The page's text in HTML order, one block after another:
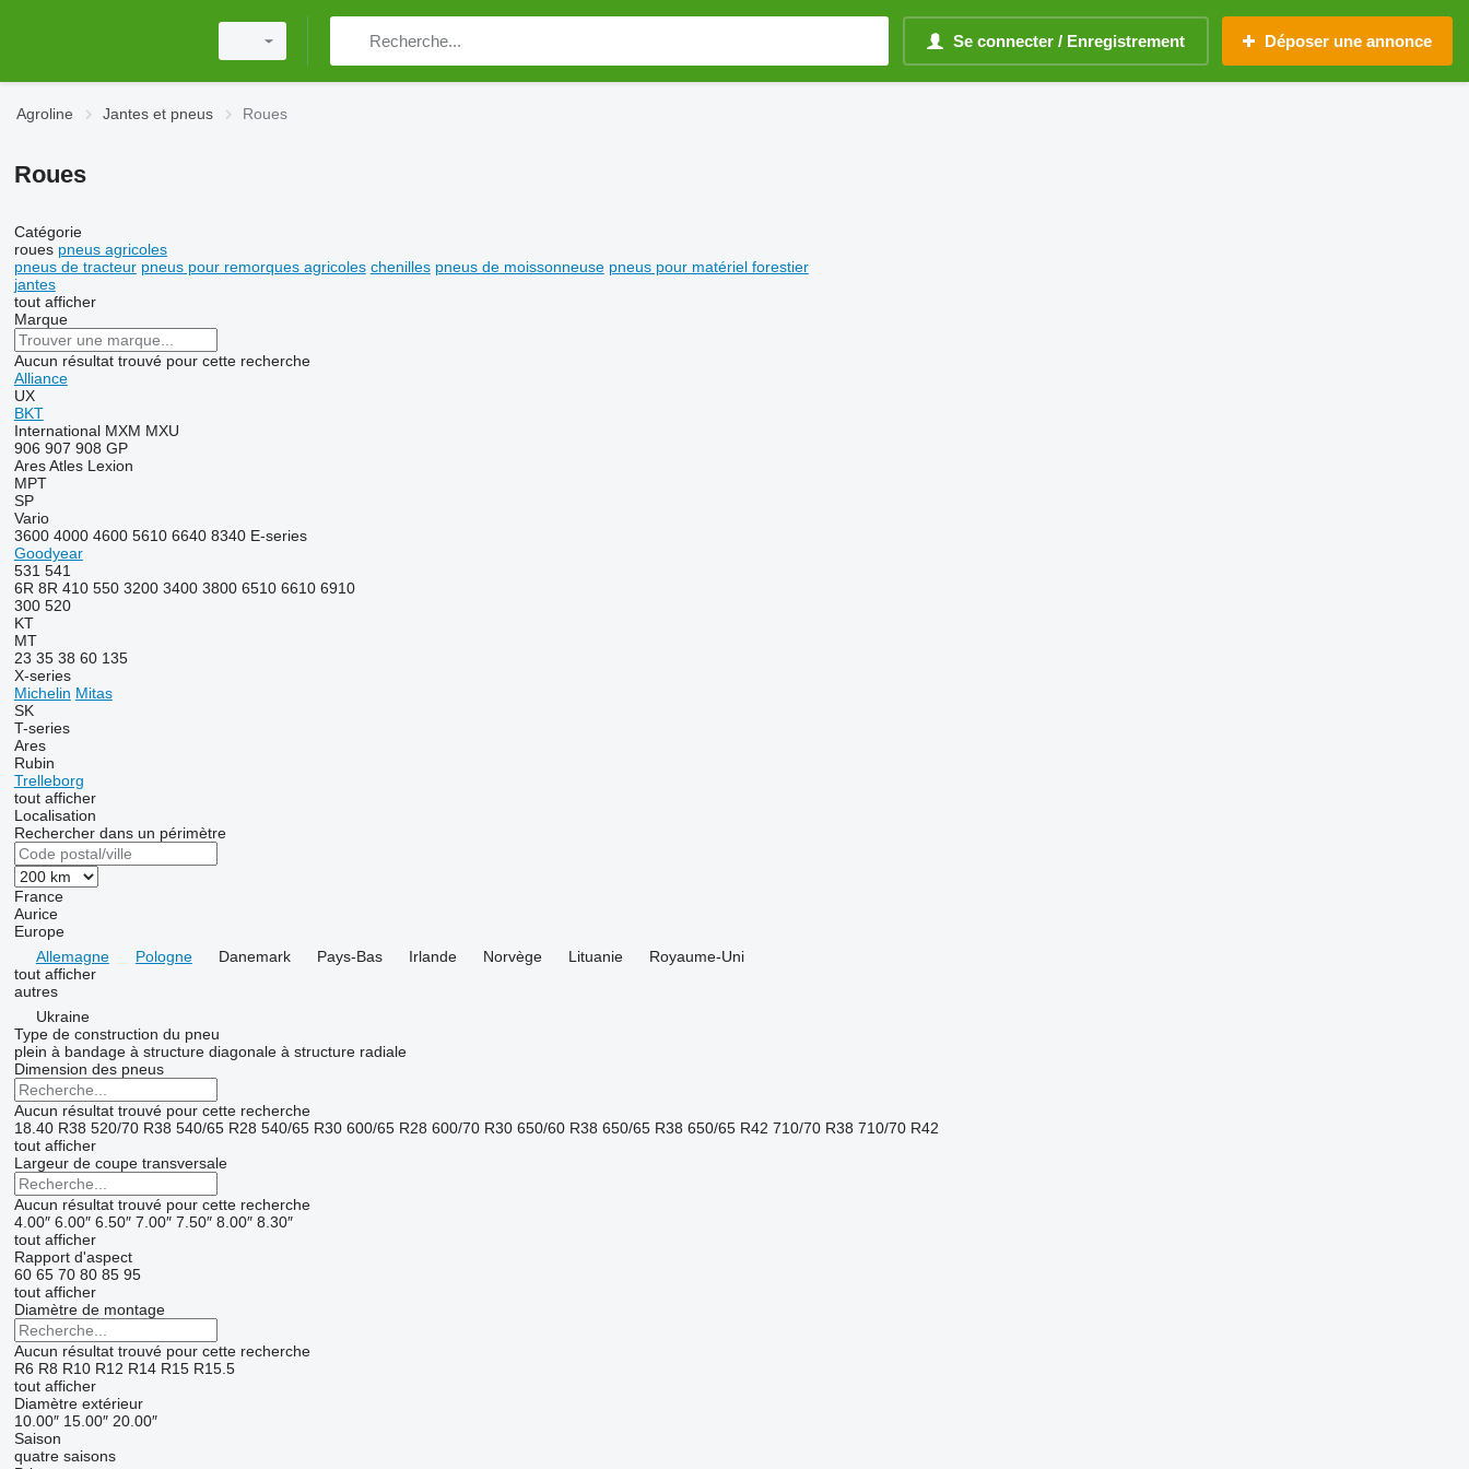
Se connecter / Enregistrement Déposer une annonce
Agroline Jantes et pneus Roues
Roues
Catégorie
roues pneus agricoles
pneus de tracteur pneus pour remorques agricoles chenilles pneus de moissonneuse pneus pour matériel forestier
jantes
tout afficher
Marque
Aucun résultat trouvé pour cette recherche
Alliance
UX
BKT
International MXM MXU
906 907 908 GP
Ares Atles Lexion
MPT
SP
Vario
3600 4000 4600 5610 6640 8340 E-series
Goodyear
531 541
6R 8R 410 550 3200 3400 3800 6510 6610 6910
300 520
KT
MT
23 35 38 60 135
X-series
Michelin Mitas
SK
T-series
Ares
Rubin
Trelleborg
tout afficher
Localisation
Rechercher dans un périmètre
France
Aurice
Europe
Allemagne
Pologne Danemark Pays-Bas Irlande Norvège Lituanie
Royaume-Uni
tout afficher
autres
Ukraine
Type de construction du pneu
plein à bandage à structure diagonale à structure radiale
Dimension des pneus
Aucun résultat trouvé pour cette recherche
18.40 R38 520/70 R38 540/65 R28 540/65 R30 600/65 R28 600/70 R30 650/60 R38 650/65 R38 650/65 R42 710/70 R38 710/70 R42
tout afficher
Largeur de coupe transversale
Aucun résultat trouvé pour cette recherche
4.00″ 6.00″ 6.50″ 7.00″ 7.50″ 8.00″ 8.30″
tout afficher
Rapport d'aspect
60 65 70 80 85 95
tout afficher
Diamètre de montage
Aucun résultat trouvé pour cette recherche
R6 R8 R10 R12 R14 R15 R15.5
tout afficher
Diamètre extérieur
10.00″ 15.00″ 20.00″
Saison
quatre saisons